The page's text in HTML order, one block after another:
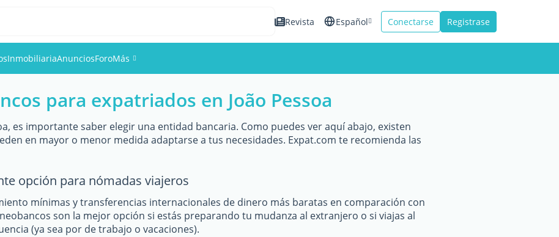
Revista Español Conectarse Registrase
InmobiliariaAnunciosForoMás
Eventos
Miembros
para expatriados en João Pessoa
es importante saber elegir una entidad bancaria. Como puedes ver aquí abajo, existen
en mayor o menor medida adaptarse a tus necesidades. Expat.com te recomienda las
opción para nómadas viajeros
mínimas y transferencias internacionales de dinero más baratas en comparación con
son la mejor opción si estás preparando tu mudanza al extranjero o si viajas al
(ya sea por de trabajo o vacaciones).